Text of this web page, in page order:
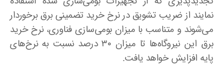
نمایند از ضریب تشویق در نرخ خرید تضمینی برق برخوردار
می‌شوند و متناسب با میزان بومی‌سازی فناوری، نرخ خرید
برق این نیروگاه‌ها تا میزان ۳۰ درصد نسبت به نرخ‌های
پایه افزایش خواهد یافت.